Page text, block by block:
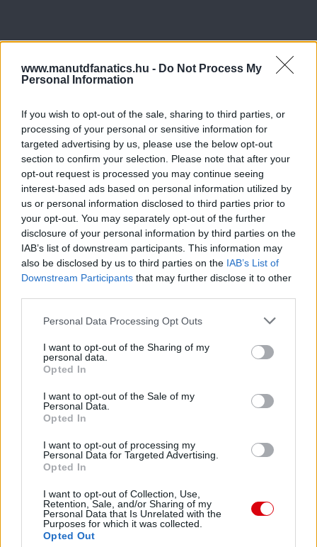
www.manutdfanatics.hu - Do Not Process My
Personal Information
If you wish to opt-out of the sale, sharing to third parties, or
processing of your personal or sensitive information for
targeted advertising by us, please use the below opt-out
section to confirm your selection. Please note that after your
opt-out request is processed you may continue seeing
interest-based ads based on personal information utilized by
us or personal information disclosed to third parties prior to
your opt-out. You may separately opt-out of the further
disclosure of your personal information by third parties on the
IAB’s list of downstream participants. This information may
also be disclosed by us to third parties on the IAB’s List of
Downstream Participants that may further disclose it to other
Please note that this website/app uses one or more Google
not limited to your visit or usage behaviour. You may click to
grant or deny consent to Google and its third-party tags to
use your data for below specified purposes in below Google
consent section.
Personal Data Processing Opt Outs
I want to opt-out of the Sharing of my
personal data.
Opted In
I want to opt-out of the Sale of my
Personal Data.
Opted In
I want to opt-out of processing my
Personal Data for Targeted Advertising.
Opted In
I want to opt-out of Collection, Use,
Retention, Sale, and/or Sharing of my
Personal Data that Is Unrelated with the
Purposes for which it was collected.
Opted Out
Paris Saint-Germain
Manchester United
Felkészülési szezon 4. mérkőzés
Nya Ullevi, Göteborg
2026-08-08 17:00
Leeds UnitedvsManchester United2026-08-12 20:30